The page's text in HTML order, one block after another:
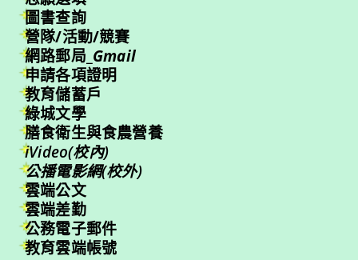
圖書查詢
營隊/活動/競賽
網路郵局_ Gmail
申請各項證明
教育儲蓄戶
綠城文學
膳食衛生與食農營養
iVideo(校內)
公播電影網(校外)
雲端公文
雲端差勤
公務電子郵件
教育雲端帳號